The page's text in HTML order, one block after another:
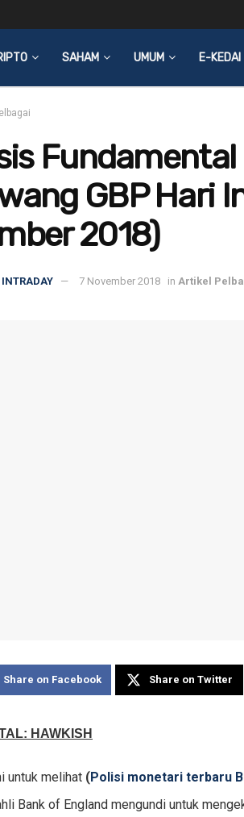
SAHAM UMUM E-KEDAI
GBP Hari
2018)
7 November 2018 in Artikel
Share on Facebook Share on Twitter
HAWKISH
untuk melihat (Polisi monetari terbaru
Bank of England mengundi untuk